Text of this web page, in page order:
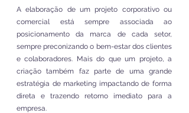
A elaboração de um projeto corporativo ou
comercial está sempre associada ao
posicionamento da marca de cada setor,
sempre preconizando o bem-estar dos clientes
e colaboradores. Mais do que um projeto, a
criação também faz parte de uma grande
estratégia de marketing impactando de forma
direta e trazendo retorno imediato para a
empresa.